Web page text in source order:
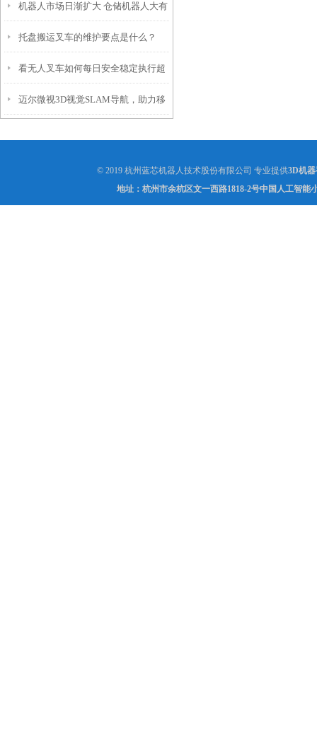
有哪些避障方法？
机器人市场日渐扩大 仓储机器人大有
可为
托盘搬运叉车的维护要点是什么？
看无人叉车如何每日安全稳定执行超
500条任务
迈尔微视3D视觉SLAM导航，助力移
© 2019 杭州蓝芯机器人技术股份有限公司 专业提供3D机
地址：杭州市余杭区文一西路1818-2号中国人工智能